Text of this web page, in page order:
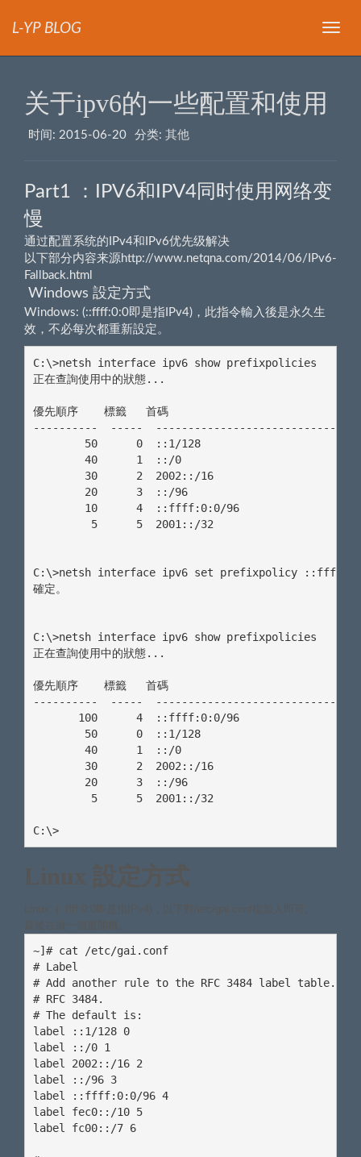
导
L-YP BLOG
关于ipv6的一些配置和使用
时间: 2015-06-20 分类: 其他
Part1 ：IPV6和IPV4同时使用网络变
慢
通过配置系统的IPv4和IPv6优先级解决
以下部分内容来源http://www.netqna.com/2014/06/IPv6-
Fallback.html
Windows 設定方式
Windows: (::ffff:0:0即是指IPv4)，此指令輸入後是永久生
效，不必每次都重新設定。
C:\>netsh interface ipv6 show prefixpolicies
正在查詢使用中的狀態...
優先順序    標籤   首碼
----------  -----  --------------------------------
        50      0  ::1/128
        40      1  ::/0
        30      2  2002::/16
        20      3  ::/96
        10      4  ::ffff:0:0/96
         5      5  2001::/32
C:\>netsh interface ipv6 set prefixpolicy
確定。
C:\>netsh interface ipv6 show prefixpolicies
正在查詢使用中的狀態...
優先順序    標籤   首碼
----------  -----  --------------------------------
       100      4  ::ffff:0:0/96
        50      0  ::1/128
        40      1  ::/0
        30      2  2002::/16
        20      3  ::/96
         5      5  2001::/32
C:\>
Linux 設定方式
最後在做一個重開機。
~]# cat /etc/gai.conf
# Label
# Add another rule to the RFC 3484 label table.
# RFC 3484.
# The default is:
label ::1/128 0
label ::/0 1
label 2002::/16 2
label ::/96 3
label ::ffff:0:0/96 4
label fec0::/10 5
label fc00::/7 6